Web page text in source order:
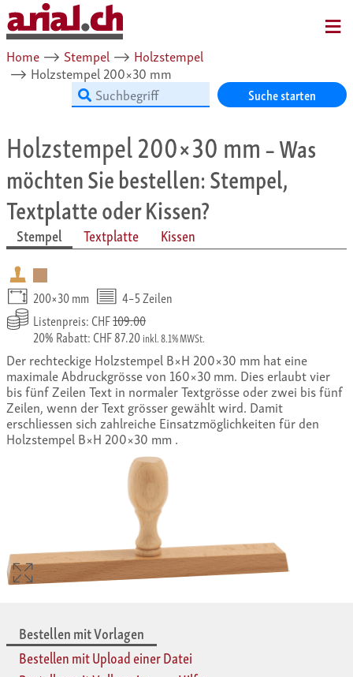
Home ⟶ Stempel ⟶ Holzstempel
⟶ Holzstempel 200×30 mm
Suche starten
Holzstempel 200×30 mm– Was
möchten Sie bestellen: Stempel,
Textplatte oder Kissen?
Stempel Textplatte Kissen
200×30 mm
4–5 Zeilen
Listenpreis: CHF109.00
20% Rabatt: CHF 87.20inkl. 8.1% MWSt.
Der rechteckige Holzstempel B×H 200×30 mm hat eine
maximale Abdruckgrösse von 160×30 mm. Dies erlaubt vier
bis fünf Zeilen Text in normaler Textgrösse oder zwei bis fünf
Zeilen, wenn der Text grösser gewählt wird. Damit
erschliessen sich zahlreiche Einsatzmöglichkeiten für den
Holzstempel B×H 200×30 mm .
Bestellen mit Vorlagen
Bestellen mit Upload einer Datei